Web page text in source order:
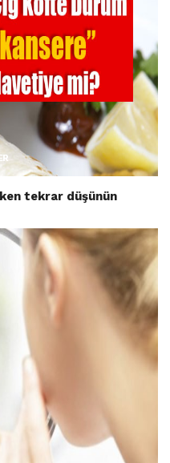
tekrar düşünün